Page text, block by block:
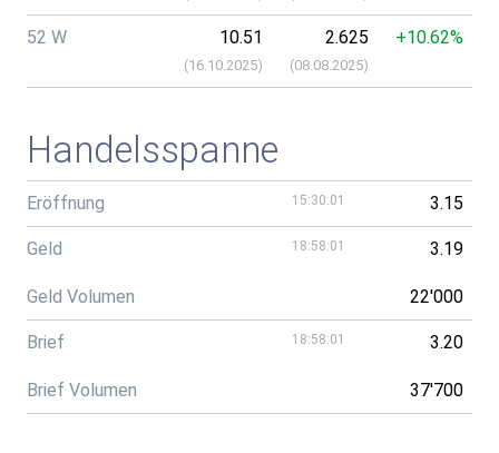
52 W 10.51
(16.10.2025)
2.625
(08.08.2025)
+10.62%
Handelsspanne
Eröffnung 15:30:01 3.15
Geld 18:58:01 3.19
Geld Volumen 22'000
Brief 18:58:01 3.20
Brief Volumen 37'700